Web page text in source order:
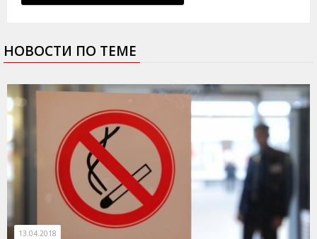
НОВОСТИ ПО ТЕМЕ
13.04.2018